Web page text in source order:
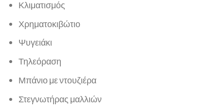
Κλιματισμός
Χρηματοκιβώτιο
Ψυγειάκι
Τηλεόραση
Μπάνιο με ντουζιέρα
Στεγνωτήρας μαλλιών